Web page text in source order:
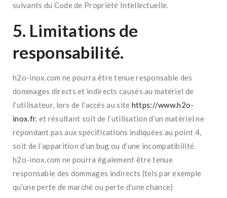
suivants du Code de Propriété Intellectuelle.
5. Limitations de
responsabilité.
h2o-inox.com ne pourra être tenue responsable des
dommages directs et indirects causés au matériel de
l’utilisateur, lors de l’accès au site https://www.h2o-
inox.fr, et résultant soit de l’utilisation d’un matériel ne
répondant pas aux spécifications indiquées au point 4,
soit de l’apparition d’un bug ou d’une incompatibilité.
h2o-inox.com ne pourra également être tenue
responsable des dommages indirects (tels par exemple
qu’une perte de marché ou perte d’une chance)